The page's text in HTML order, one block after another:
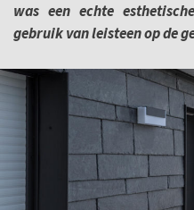
was een echte
gebruik van leisteen op de